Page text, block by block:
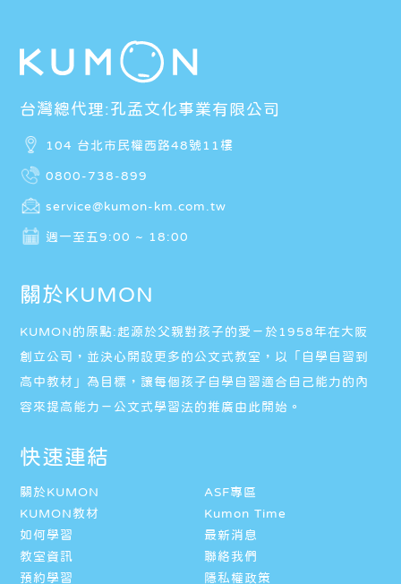
台灣總代理:孔孟文化事業有限公司
104 台北市民權西路48號11樓
0800-738-899
service@kumon-km.com.tw
週一至五9:00 ~ 18:00
關於KUMON
KUMON的原點:起源於父親對孩子的愛－於1958年在大阪
創立公司，並決心開設更多的公文式教室，以「自學自習到
高中教材」為目標，讓每個孩子自學自習適合自己能力的內
容來提高能力－公文式學習法的推廣由此開始。
快速連結
關於KUMON
ASF專區
KUMON教材
Kumon Time
如何學習
最新消息
教室資訊
聯絡我們
預約學習
隱私權政策